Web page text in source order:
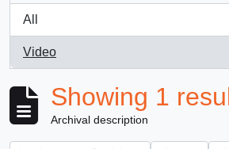
All
Video
, 1 results
Showing 1
Archival description